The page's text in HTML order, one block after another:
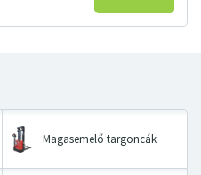
Magasemelő targoncák